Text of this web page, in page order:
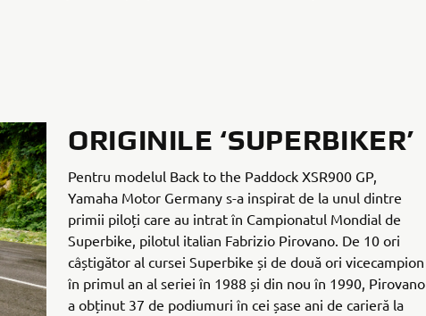
ORIGINILE ‘SUPERBIKER’
Pentru modelul Back to the Paddock XSR900 GP,
Yamaha Motor Germany s-a inspirat de la unul dintre
primii piloți care au intrat în Campionatul Mondial de
Superbike, pilotul italian Fabrizio Pirovano. De 10 ori
câștigător al cursei Superbike și de două ori vicecampion
în primul an al seriei în 1988 și din nou în 1990, Pirovano
a obținut 37 de podiumuri în cei șase ani de carieră la